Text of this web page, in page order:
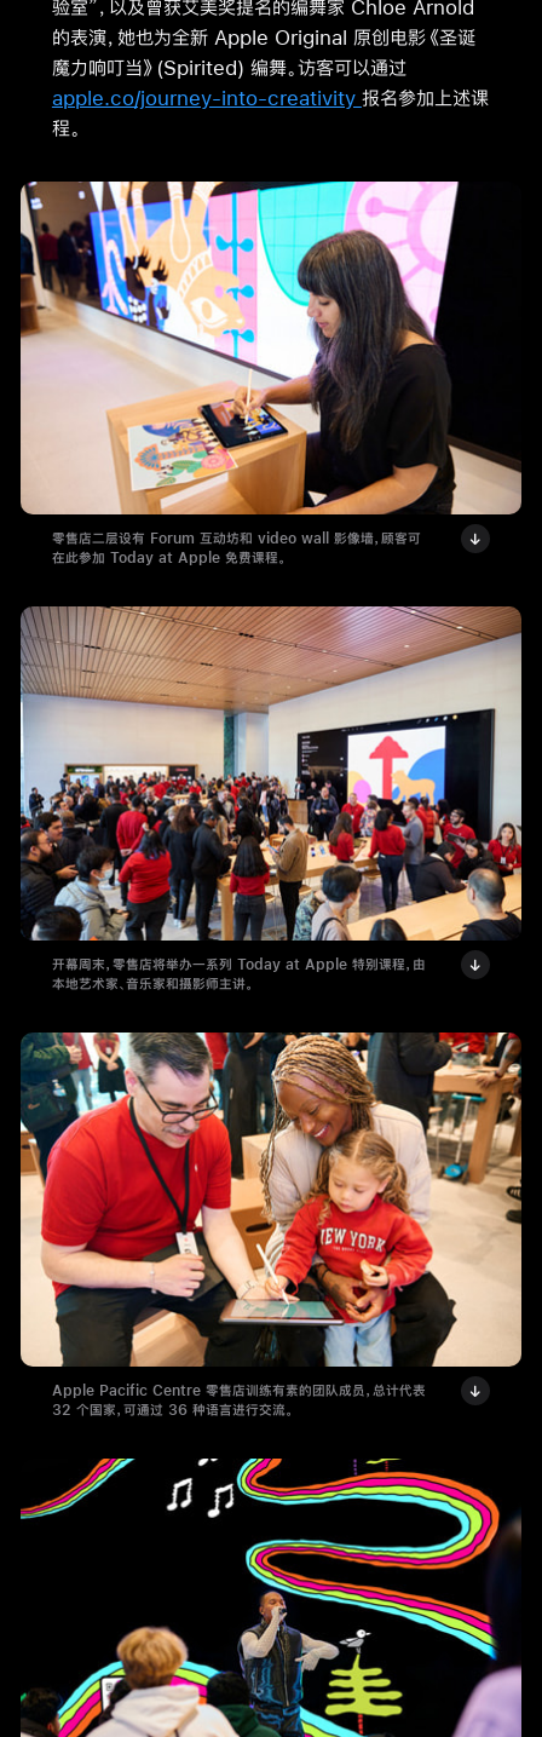
验室”，以及曾获艾美奖提名的编舞家 Chloe Arnold
的表演，她也为全新 Apple Original 原创电影《圣诞
魔力响叮当》(Spirited) 编舞。 访客可以通过
apple.co/journey-into-creativity 报名参加上述课
程。
零售店二层设有 Forum 互动坊和 video wall 影像墙，顾客可
在此参加 Today at Apple 免费课程。
开幕周末，零售店将举办一系列 Today at Apple 特别课程，由
本地艺术家、音乐家和摄影师主讲。
Apple Pacific Centre 零售店训练有素的团队成员，总计代表
32 个国家，可通过 36 种语言进行交流。